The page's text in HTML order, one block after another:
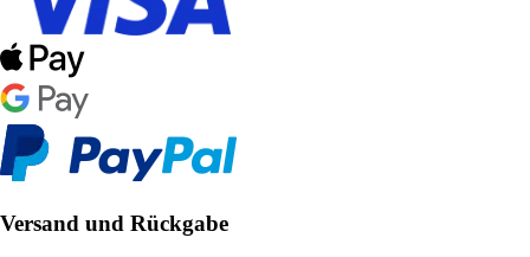
Versand und Rückgabe